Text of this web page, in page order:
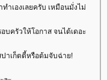
ำเองเลยครับ เหมือนมั่งไม่
ครัวให้โอกาส จนได้เดอะ
าเก็ตตี้หรือต้มจับฉ่าย!